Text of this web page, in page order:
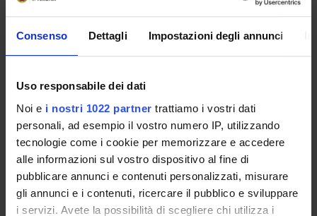
Consenso Dettagli Impostazioni degli annunci
Uso responsabile dei dati
Noi e i nostri 1022 partner trattiamo i vostri dati
personali, ad esempio il vostro numero IP, utilizzando
tecnologie come i cookie per memorizzare e accedere
alle informazioni sul vostro dispositivo al fine di
pubblicare annunci e contenuti personalizzati, misurare
gli annunci e i contenuti, ricercare il pubblico e sviluppare
i servizi. Avete la possibilità di scegliere chi utilizza i
procedure amministrative, ecc.).
potrai ricevere notifica di tutti gli avvisi dei tuoi docenti e
della tua segreteria via mail e anche tramite l'app Univr.
MYUNIVR
Presentazione
Come iscriversi
Insegnamenti
Calendario didattico